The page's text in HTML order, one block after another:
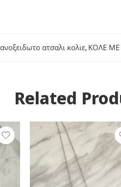
ανοξειδωτο ατσαλι κολιε, ΚΟΛΕ ΜΕ
Related